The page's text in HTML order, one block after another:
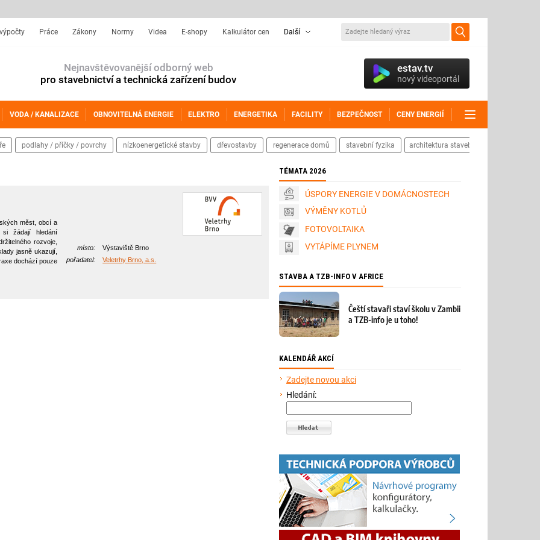
Práce Zákony Normy Videa E-shopy Kalkulátor cen Další
Nejnavštěvovanější odborný web
pro stavebnictví a technická zařízení budov
estav.tv
nový videoportál
VODA / KANALIZACE OBNOVITELNÁ ENERGIE ELEKTRO ENERGETIKA FACILITY BEZPEČNOST CENY ENERGIÍ
podlahy / příčky / povrchy nízkoenergetické stavby dřevostavby regenerace domů stavební fyzika architektura staveb
místo:
Výstaviště Brno
pořadatel:
Veletrhy Brno, a.s.
měst, obcí a
žádají hledání
rozvoje,
jasně ukazují,
dochází pouze
TÉMATA 2026
ÚSPORY ENERGIE V DOMÁCNOSTECH
VÝMĚNY KOTLŮ
FOTOVOLTAIKA
VYTÁPÍME PLYNEM
STAVBA A TZB-INFO V AFRICE
Čeští stavaři staví školu v Zambii
a TZB-info je u toho!
KALENDÁŘ AKCÍ
Zadejte novou akci
Hledání: